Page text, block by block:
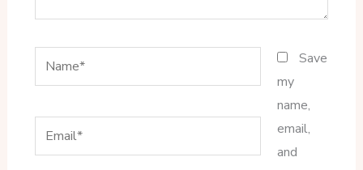
Name*
Email*
Save
my
name,
email,
and